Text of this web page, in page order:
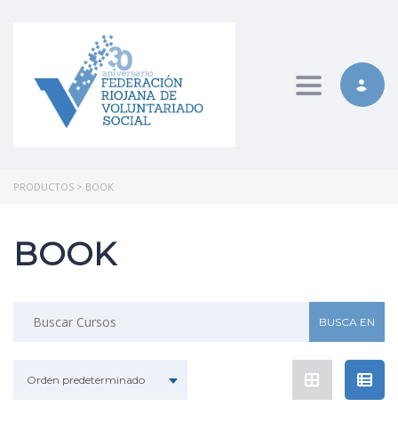
Toggle
PRODUCTOS > BOOK
BOOK
Orden predeterminado